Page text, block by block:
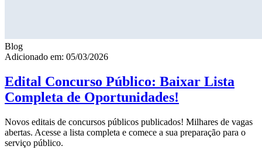
Blog
Adicionado em: 05/03/2026
Edital Concurso Público: Baixar Lista
Completa de Oportunidades!
Novos editais de concursos públicos publicados! Milhares de vagas
abertas. Acesse a lista completa e comece a sua preparação para o
serviço público.